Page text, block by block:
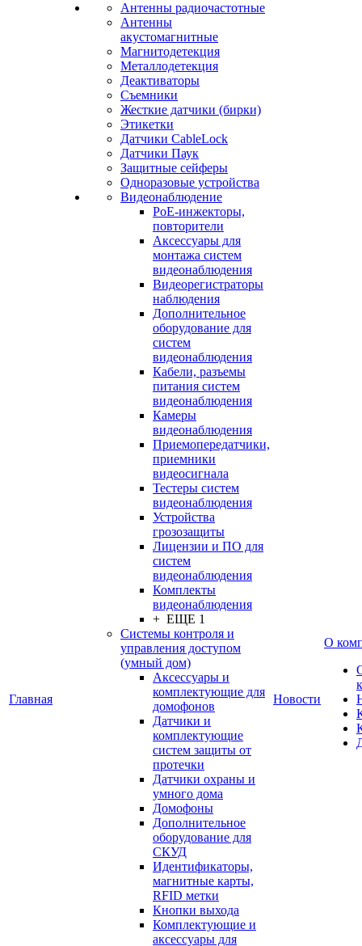
Главная
Антенны радиочастотные
Антенны
акустомагнитные
Магнитодетекция
Металлодетекция
Деактиваторы
Съемники
Жесткие датчики (бирки)
Этикетки
Датчики CableLock
Датчики Паук
Защитные сейферы
Одноразовые устройства
Видеонаблюдение
PoE-инжекторы,
повторители
Аксессуары для
монтажа систем
видеонаблюдения
Видеорегистраторы
наблюдения
Дополнительное
оборудование для
систем
видеонаблюдения
Кабели, разъемы
питания систем
видеонаблюдения
Камеры
видеонаблюдения
Приемопередатчики,
приемники
видеосигнала
Тестеры систем
видеонаблюдения
Устройства
грозозащиты
Лицензии и ПО для
систем
видеонаблюдения
Комплекты
видеонаблюдения
+ ЕЩЕ 1
Системы контроля и
управления доступом
(умный дом)
Аксессуары и
комплектующие для
домофонов
Датчики и
комплектующие
систем защиты от
протечки
Датчики охраны и
умного дома
Домофоны
Дополнительное
оборудование для
СКУД
Идентификаторы,
магнитные карты,
RFID метки
Кнопки выхода
Комплектующие и
аксессуары для
Новости
О